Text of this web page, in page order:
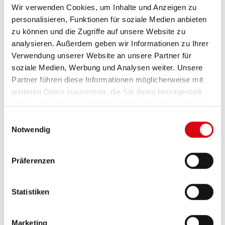
Wir verwenden Cookies, um Inhalte und Anzeigen zu
personalisieren, Funktionen für soziale Medien anbieten
zu können und die Zugriffe auf unsere Website zu
analysieren. Außerdem geben wir Informationen zu Ihrer
Verwendung unserer Website an unsere Partner für
soziale Medien, Werbung und Analysen weiter. Unsere
Partner führen diese Informationen möglicherweise mit
weiteren Daten zusammen, die Sie ihnen bereitgestellt
Notwendig
Präferenzen
Statistiken
Marketing
Test für verschlissene Kohlen: Geht die Leuchte nach
leichtem Schlag auf den Regler aus, sind die Kohlen
verbraucht.
Möglichkeit 3: Keilrippenriemen quietscht und die
nicht die volle Leistung erbringen.